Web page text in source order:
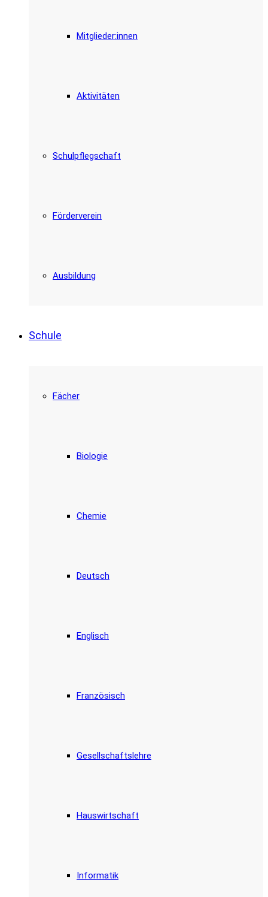
Mitglieder:innen
Aktivitäten
Schulpflegschaft
Förderverein
Ausbildung
Schule
Fächer
Biologie
Chemie
Deutsch
Englisch
Französisch
Gesellschaftslehre
Hauswirtschaft
Informatik